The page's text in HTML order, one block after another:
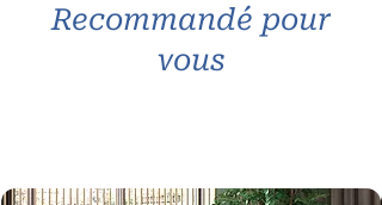
Recommandé pour
vous